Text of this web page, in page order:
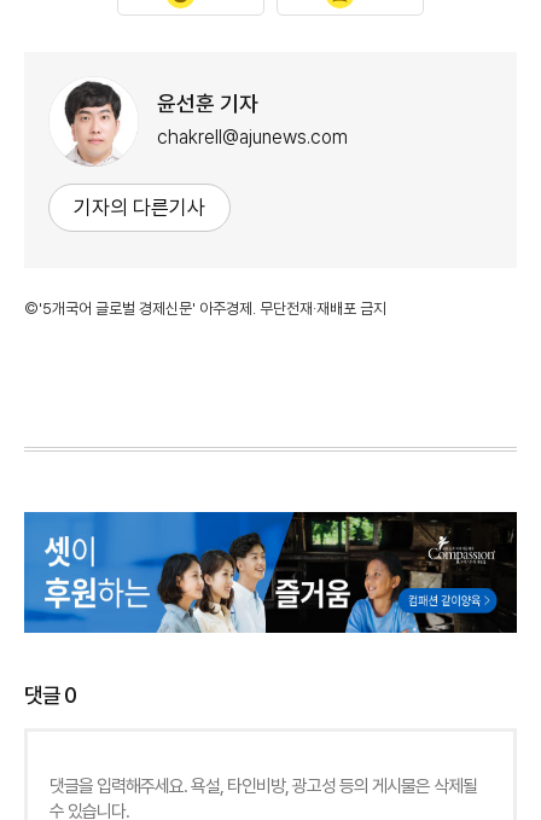
윤선훈 기자
chakrell@ajunews.com
기자의 다른기사
©'5개국어 글로벌 경제신문' 아주경제. 무단전재·재배포 금지
댓글0